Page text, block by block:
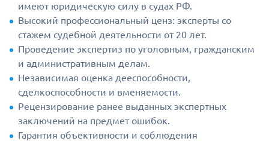
имеют юридическую силу в судах РФ.
Высокий профессиональный ценз: эксперты со
стажем судебной деятельности от 20 лет.
Проведение экспертиз по уголовным, гражданским
и административным делам.
Независимая оценка дееспособности,
сделкоспособности и вменяемости.
Рецензирование ранее выданных экспертных
заключений на предмет ошибок.
Гарантия объективности и соблюдения